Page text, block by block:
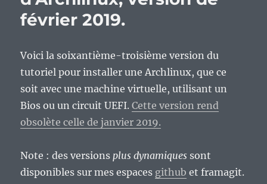
pour
les
archlinuxien(ne)s
voulant
se
prendre
la
tête.
février 2019.
Voici la soixantième-troisième version du
tutoriel pour installer une Archlinux, que ce
soit avec une machine virtuelle, utilisant un
Bios ou un circuit UEFI.Cette version rend
obsolète celle de janvier 2019.
Note : des versionsplus dynamiques sont
disponibles sur mes espaces github et framagit.